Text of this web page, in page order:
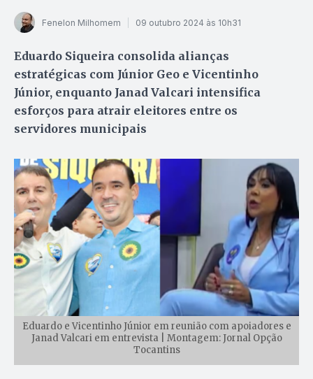
Fenelon Milhomem 09 outubro 2024 às 10h31
Eduardo Siqueira consolida alianças
estratégicas com Júnior Geo e Vicentinho
Júnior, enquanto Janad Valcari intensifica
esforços para atrair eleitores entre os
servidores municipais
Eduardo e Vicentinho Júnior em reunião com apoiadores e
Janad Valcari em entrevista | Montagem: Jornal Opção
Tocantins